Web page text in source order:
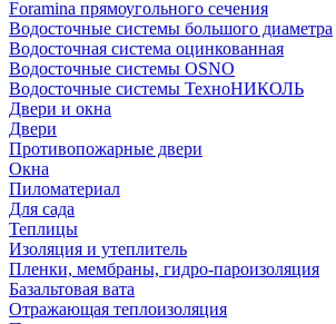
Foramina прямоугольного сечения
Водосточные системы большого диаметра
Водосточная система оцинкованная
Водосточные системы OSNO
Водосточные системы ТехноНИКОЛЬ
Двери и окна
Двери
Противопожарные двери
Окна
Пиломатериал
Для сада
Теплицы
Изоляция и утеплитель
Пленки, мембраны, гидро-пароизоляция
Базальтовая вата
Отражающая теплоизоляция